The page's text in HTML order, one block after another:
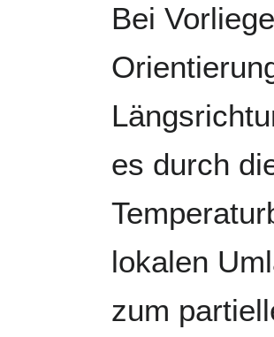
Bei
es durch
lokalen
zum